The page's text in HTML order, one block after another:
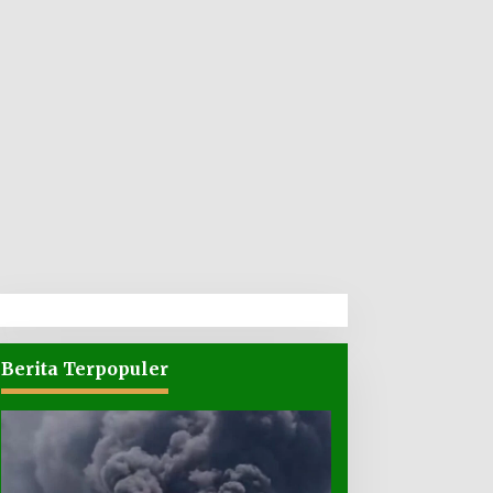
Berita Terpopuler